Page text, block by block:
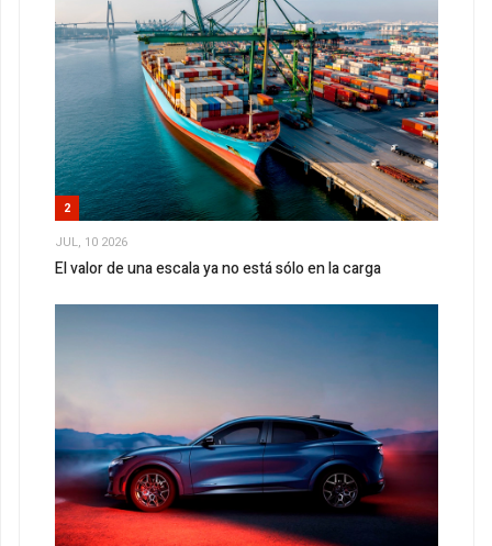
2
JUL, 10 2026
El valor de una escala ya no está sólo en la carga